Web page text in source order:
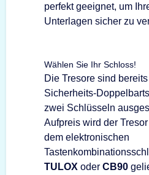
perfekt geeignet, um
Unterlagen sicher zu
Wählen Sie Ihr Schloss!
Die Tresore sind
Sicherheits-
zwei Schlüsseln
Aufpreis wird der
dem elektronischen
TULOX oder CB90